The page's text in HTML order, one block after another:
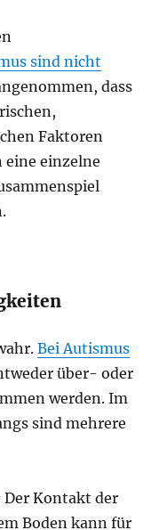
sind nicht
dass
Faktoren
eine einzelne
Bei Autismus
über- oder
werden. Im
sind mehrere
Der Kontakt der
Boden kann für